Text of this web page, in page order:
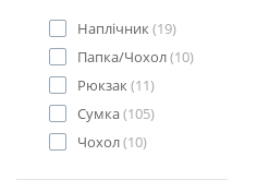
Наплічник(19)
Папка/Чохол(10)
Рюкзак(11)
Сумка(105)
Чохол(10)